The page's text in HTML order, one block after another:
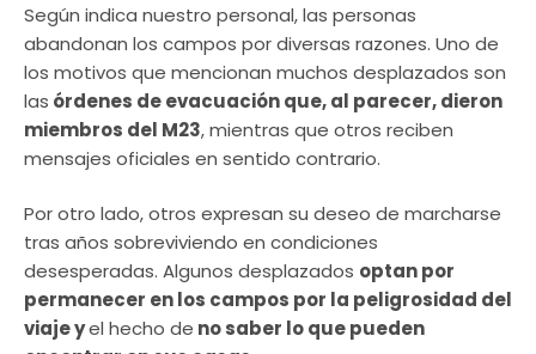
Según indica nuestro personal, las personas
abandonan los campos por diversas razones. Uno de
los motivos que mencionan muchos desplazados son
las órdenes de evacuación que, al parecer, dieron
miembros del M23, mientras que otros reciben
mensajes oficiales en sentido contrario.
Por otro lado, otros expresan su deseo de marcharse
tras años sobreviviendo en condiciones
desesperadas. Algunos desplazados optan por
permanecer en los campos por la peligrosidad del
viaje yel hecho de no saber lo que pueden